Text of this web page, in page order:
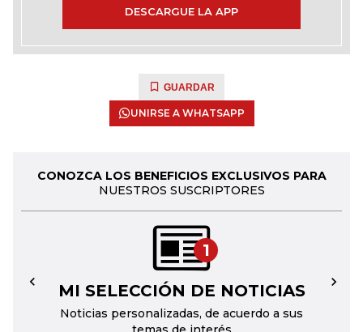
DESCARGUE LA APP
GUARDAR
UNIRSE A WHATSAPP
CONOZCA LOS BENEFICIOS EXCLUSIVOS PARA
NUESTROS SUSCRIPTORES
1
MI SELECCIÓN DE NOTICIAS
Noticias personalizadas, de acuerdo a sus
← →